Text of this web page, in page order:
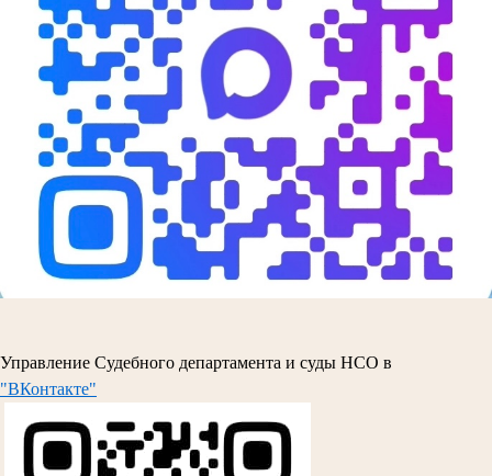
Управление Судебного департамента и суды НСО в
"ВКонтакте"